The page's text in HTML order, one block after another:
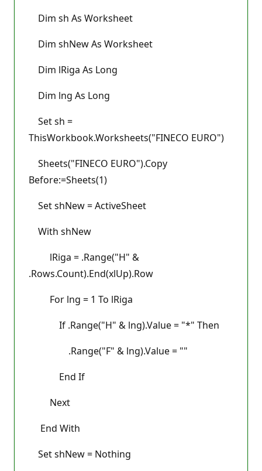
Dim sh As Worksheet
Dim shNew As Worksheet
Dim lRiga As Long
Dim lng As Long
Set sh =
ThisWorkbook.Worksheets("FINECO EURO")
Sheets("FINECO EURO").Copy
Before:=Sheets(1)
Set shNew = ActiveSheet
With shNew
lRiga = .Range("H" &
.Rows.Count).End(xlUp).Row
For lng = 1 To lRiga
If .Range("H" & lng).Value = "*" Then
.Range("F" & lng).Value = ""
End If
Next
End With
Set shNew = Nothing